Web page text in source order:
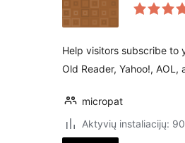
Help visitors subscribe to
Old Reader, Yahoo!,
micropat
Aktyvių instaliacijų: